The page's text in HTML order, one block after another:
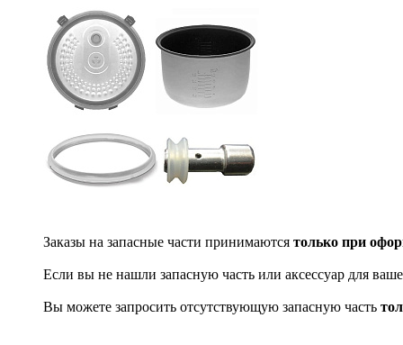
Заказы на запасные части принимаются только при
Если вы не нашли запасную часть или аксессуар для
Вы можете запросить отсутствующую запасную часть